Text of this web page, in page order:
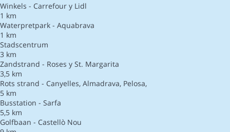
Winkels - Carrefour y Lidl
1 km
Waterpretpark - Aquabrava
1 km
Stadscentrum
3 km
Zandstrand - Roses y St. Margarita
3,5 km
Rots strand - Canyelles, Almadrava, Pelosa,
5 km
Busstation - Sarfa
5,5 km
Golfbaan - Castellò Nou